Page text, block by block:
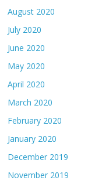
August 2020
July 2020
June 2020
May 2020
April 2020
March 2020
February 2020
January 2020
December 2019
November 2019